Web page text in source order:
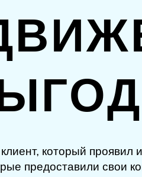
который проявил
предоставили свои